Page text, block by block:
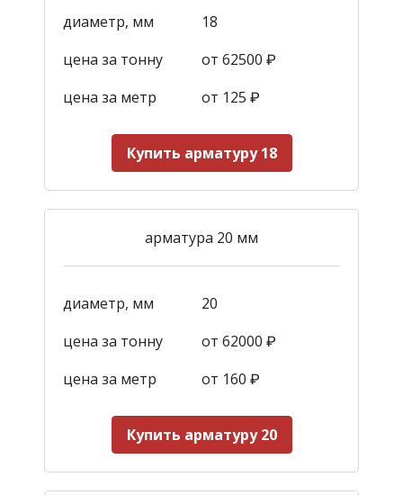
диаметр, мм
18
цена за тонну
от 62500 ₽
цена за метр
от 125 ₽
Купить арматуру 18
арматура 20 мм
диаметр, мм
20
цена за тонну
от 62000 ₽
цена за метр
от 160 ₽
Купить арматуру 20